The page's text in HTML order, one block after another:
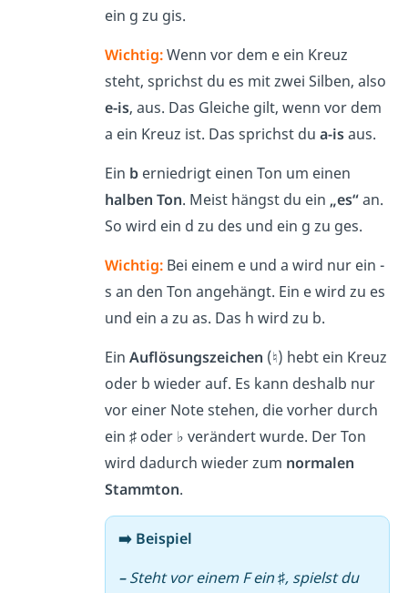
ein g zu gis.
Wichtig:Wenn vor dem e ein Kreuz
steht, sprichst du es mit zwei Silben, also
e-is, aus. Das Gleiche gilt, wenn vor dem
a ein Kreuz ist. Das sprichst du a-isaus.
Ein b erniedrigt einen Ton um einen
halben Ton. Meist hängst du ein „es“an.
So wird ein d zu des und ein g zu ges.
Wichtig: Bei einem e und a wird nur ein -
s an den Ton angehängt. Ein e wird zu es
und ein a zu as. Das h wird zu b.
Ein Auflösungszeichen (♮) hebt ein Kreuz
oder b wieder auf. Es kann deshalb nur
vor einer Note stehen, die vorher durch
ein ♯ oder ♭ verändert wurde. Der Ton
wird dadurch wieder zum normalen
Stammton.
➡️ Beispiel
–Steht vor einem F ein ♯, spielst du